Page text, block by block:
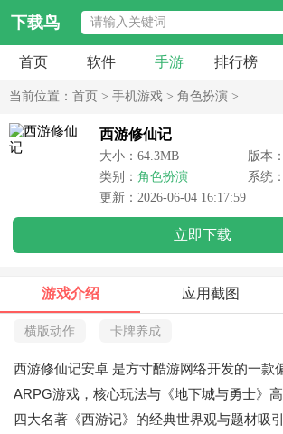
下载鸟
首页 软件 手游 排行榜
当前位置： 首页 > 手机游戏 > 角色扮演 >
西游修仙记
大小：64.3MB
版本
类别： 角色扮演
系统
更新：2026-06-04 16:17:59
立即下载
游戏介绍 应用截图
横版动作 卡牌养成
西游修仙记安卓 是方寸酷游网络开发的一款
ARPG游戏，核心玩法与《地下城与勇士》
四大名著《西游记》的经典世界观与题材吸